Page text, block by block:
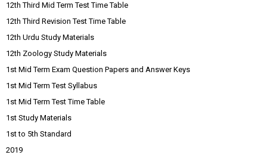
12th Third Mid Term Test Time Table
12th Third Revision Test Time Table
12th Urdu Study Materials
12th Zoology Study Materials
1st Mid Term Exam Question Papers and Answer Keys
1st Mid Term Test Syllabus
1st Mid Term Test Time Table
1st Study Materials
1st to 5th Standard
2019